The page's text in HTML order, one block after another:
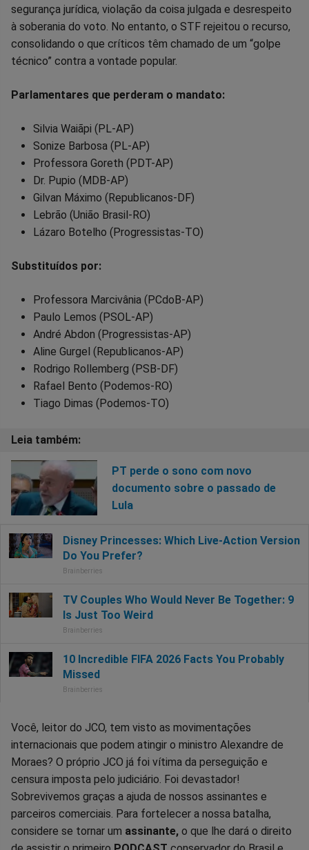
segurança jurídica, violação da coisa julgada e desrespeito
à soberania do voto. No entanto, o STF rejeitou o recurso,
consolidando o que críticos têm chamado de um “golpe
técnico” contra a vontade popular.
Parlamentares que perderam o mandato:
Silvia Waiãpi (PL-AP)
Sonize Barbosa (PL-AP)
Professora Goreth (PDT-AP)
Dr. Pupio (MDB-AP)
Gilvan Máximo (Republicanos-DF)
Lebrão (União Brasil-RO)
Lázaro Botelho (Progressistas-TO)
Substituídos por:
Professora Marcivânia (PCdoB-AP)
Paulo Lemos (PSOL-AP)
André Abdon (Progressistas-AP)
Aline Gurgel (Republicanos-AP)
Rodrigo Rollemberg (PSB-DF)
Rafael Bento (Podemos-RO)
Tiago Dimas (Podemos-TO)
PT perde o sono com novo
documento sobre o passado de
Lula
Você, leitor do JCO, tem visto as movimentações
internacionais que podem atingir o ministro Alexandre de
Moraes? O próprio JCO já foi vítima da perseguição e
censura imposta pelo judiciário. Foi devastador!
Sobrevivemos graças a ajuda de nossos assinantes e
parceiros comerciais. Para fortelecer a nossa batalha,
considere se tornar um assinante, o que lhe dará o direito